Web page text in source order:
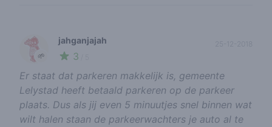
🌱
jahganjajah
3
Er staat dat parkeren makkelijk is, gemeente
Lelystad heeft betaald parkeren op de parkeer
plaats. Dus als jij even 5 minuutjes snel binnen wat
wilt halen staan de parkeerwachters je auto al te